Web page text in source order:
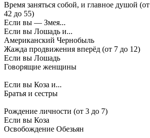
Время заняться собой, и главное душой (от
42 до 55)
Если вы — Змея...
Если вы Лошадь и...
Американский Чернобыль
Жажда продвижения вперёд (от 7 до 12)
Если вы Лошадь
Говорящие женщины
Если вы Коза и...
Братья и сестры
Рождение личности (от 3 до 7)
Если вы Коза
Освобождение Обезьян